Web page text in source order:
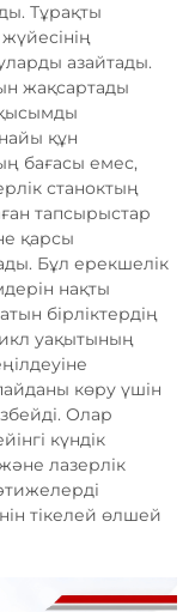
Тұрақты
азайтады.
жақсартады
құн
бағасы емес,
станоктың
тапсырыстар
қарсы
Бұл ерекшелік
нақты
бірліктердің
уақытының
көру үшін
Олар
күндік
лазерлік
тікелей өлшей